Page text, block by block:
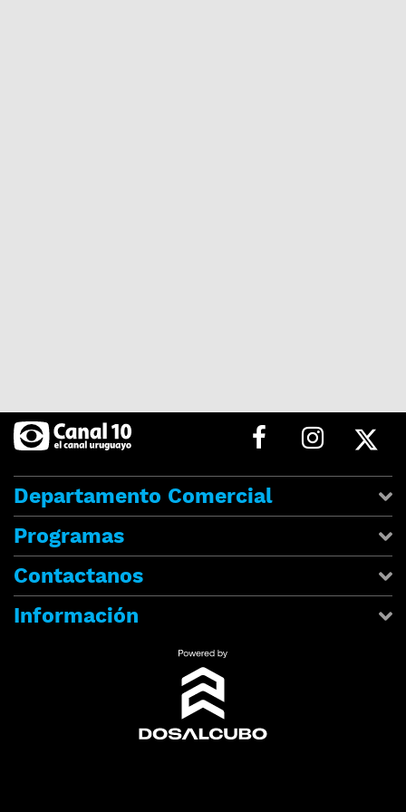
Departamento Comercial
Programas
Contactanos
Información